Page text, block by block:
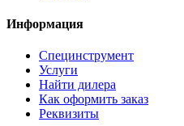
Информация
Специнструмент
Услуги
Найти дилера
Как оформить заказ
Реквизиты